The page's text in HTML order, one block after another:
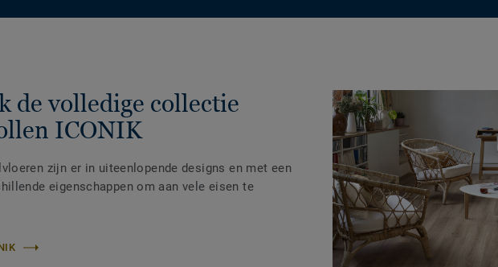
de volledige collectie
ICONIK
zijn er in uiteenlopende designs en met een
eigenschappen om aan vele eisen te